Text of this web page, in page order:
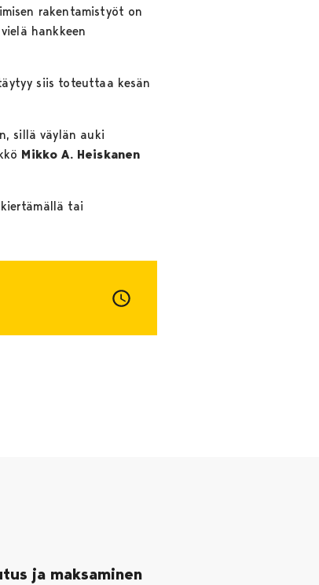
rakentamistyöt on
hankkeen
siis toteuttaa kesän
sillä väylän auki
Mikko A. Heiskanen
tai
ja maksaminen